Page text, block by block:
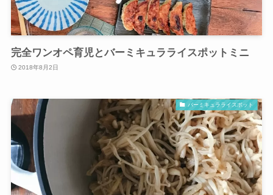
完全ワンオペ育児とバーミキュラライスポットミニ
2018年8月2日
バーミキュラライスポット